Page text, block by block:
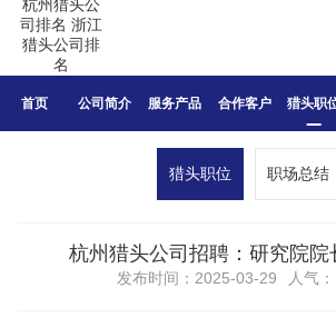
首页 公司简介 服务产品 合作客户 猎头职
猎头职位 职场总结
杭州猎头公司招聘：研究院院
发布时间：2025-03-29 人气：